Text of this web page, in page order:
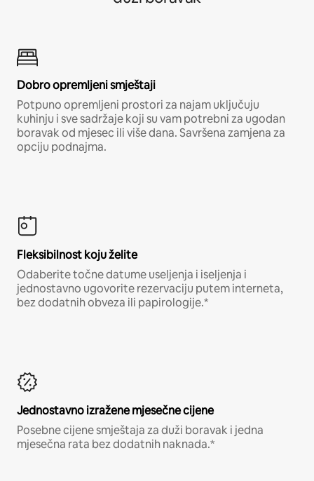
Dobro opremljeni smještaji
Potpuno opremljeni prostori za najam uključuju
kuhinju i sve sadržaje koji su vam potrebni za ugodan
boravak od mjesec ili više dana. Savršena zamjena za
opciju podnajma.
Fleksibilnost koju želite
Odaberite točne datume useljenja i iseljenja i
jednostavno ugovorite rezervaciju putem interneta,
bez dodatnih obveza ili papirologije.*
Jednostavno izražene mjesečne cijene
Posebne cijene smještaja za duži boravak i jedna
mjesečna rata bez dodatnih naknada.*